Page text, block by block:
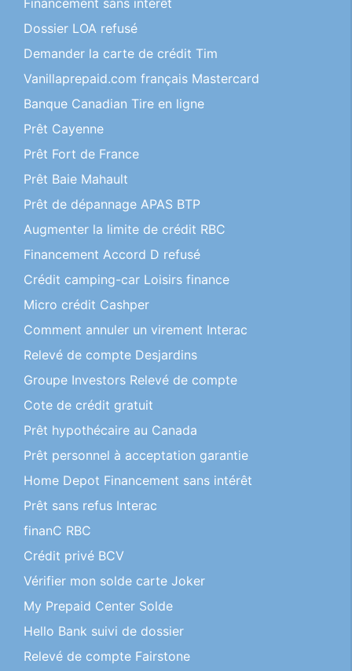
Financement sans intérêt
Dossier LOA refusé
Demander la carte de crédit Tim
Vanillaprepaid.com français Mastercard
Banque Canadian Tire en ligne
Prêt Cayenne
Prêt Fort de France
Prêt Baie Mahault
Prêt de dépannage APAS BTP
Augmenter la limite de crédit RBC
Financement Accord D refusé
Crédit camping-car Loisirs finance
Micro crédit Cashper
Comment annuler un virement Interac
Relevé de compte Desjardins
Groupe Investors Relevé de compte
Cote de crédit gratuit
Prêt hypothécaire au Canada
Prêt personnel à acceptation garantie
Home Depot Financement sans intérêt
Prêt sans refus Interac
finanC RBC
Crédit privé BCV
Vérifier mon solde carte Joker
My Prepaid Center Solde
Hello Bank suivi de dossier
Relevé de compte Fairstone